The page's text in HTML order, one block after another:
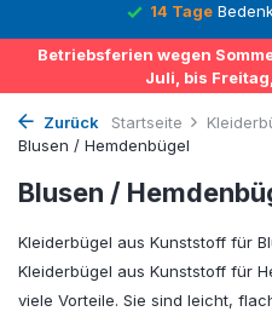
14 Tage
Betriebsferien wegen
Juli, bis
Zurück Startseite
Blusen / Hemdenbügel
Blusen /
Kleiderbügel aus Kunststoff für
Kleiderbügel aus Kunststoff für
viele Vorteile. Sie sind leicht,